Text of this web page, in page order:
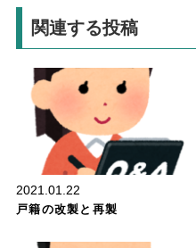
関連する投稿
2021.01.22
戸籍の改製と再製